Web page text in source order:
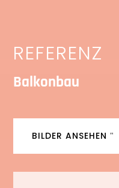
REFERENZ
Balkonbau
BILDER ANSEHEN